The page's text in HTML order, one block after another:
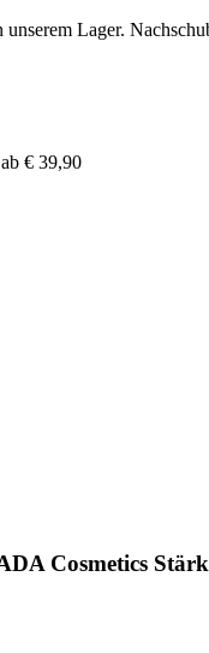
Lager.
ab € 39,90
Cosmetics